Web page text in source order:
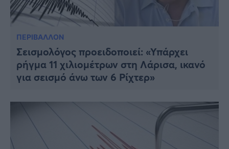
ΠΕΡΙΒΑΛΛΟΝ
Σεισμολόγος προειδοποιεί: «Υπάρχει
ρήγμα 11 χιλιομέτρων στη Λάρισα, ικανό
για σεισμό άνω των 6 Ρίχτερ»